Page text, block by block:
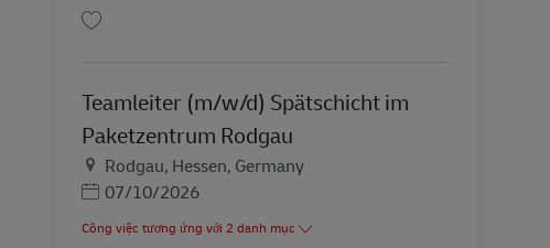
Teamleiter (m/w/d) Spätschicht im
Paketzentrum Rodgau
Địa điểm
Rodgau, Hessen, Germany
Posted Date
07/10/2026
Công việc tương ứng với 2 danh mục